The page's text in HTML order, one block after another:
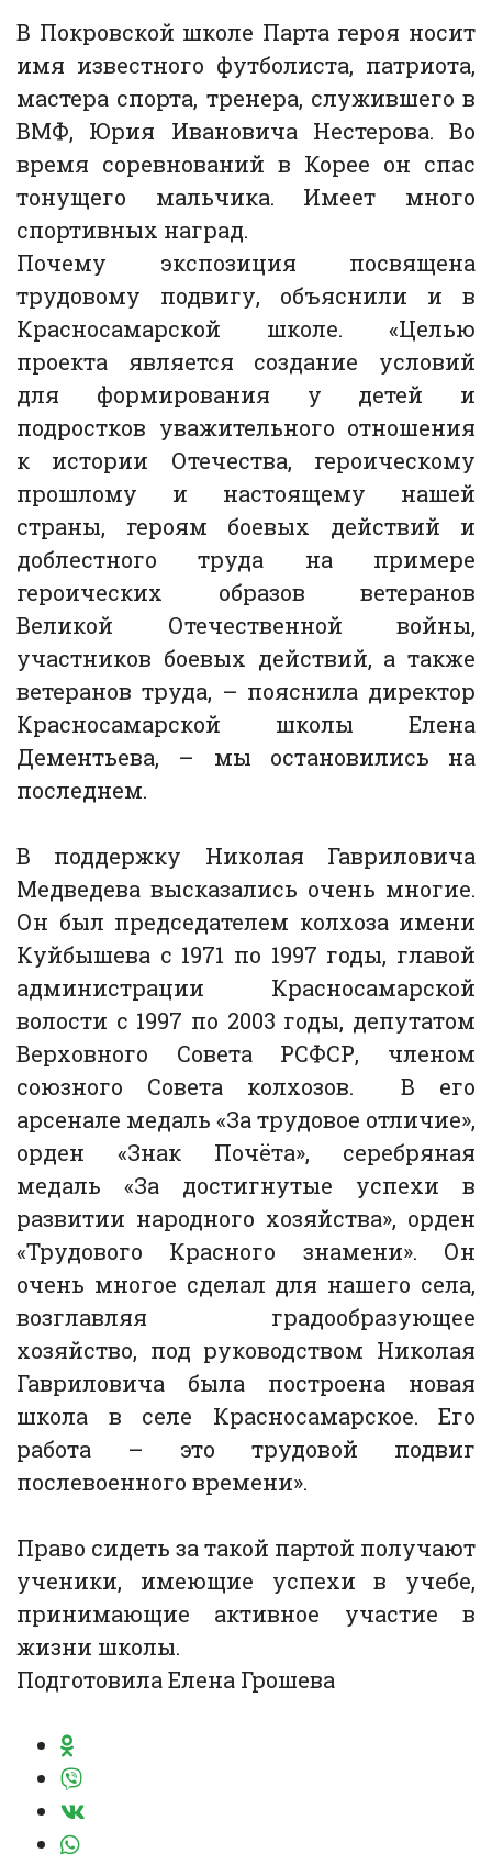
В Покровской школе Парта героя носит
имя известного футболиста, патриота,
мастера спорта, тренера, служившего в
ВМФ, Юрия Ивановича Нестерова. Во
время соревнований в Корее он спас
тонущего мальчика. Имеет много
спортивных наград.
Почему экспозиция посвящена
трудовому подвигу, объяснили и в
Красносамарской школе. «Целью
проекта является создание условий
для формирования у детей и
подростков уважительного отношения
к истории Отечества, героическому
прошлому и настоящему нашей
страны, героям боевых действий и
доблестного труда на примере
героических образов ветеранов
Великой Отечественной войны,
участников боевых действий, а также
ветеранов труда, – пояснила директор
Красносамарской школы Елена
Дементьева, – мы остановились на
последнем.
В поддержку Николая Гавриловича
Медведева высказались очень многие.
Он был председателем колхоза имени
Куйбышева с 1971 по 1997 годы, главой
администрации Красносамарской
волости с 1997 по 2003 годы, депутатом
Верховного Совета РСФСР, членом
союзного Совета колхозов. В его
арсенале медаль «За трудовое отличие»,
орден «Знак Почёта», серебряная
медаль «За достигнутые успехи в
развитии народного хозяйства», орден
«Трудового Красного знамени». Он
очень многое сделал для нашего села,
возглавляя градообразующее
хозяйство, под руководством Николая
Гавриловича была построена новая
школа в селе Красносамарское. Его
работа – это трудовой подвиг
послевоенного времени».
Право сидеть за такой партой получают
ученики, имеющие успехи в учебе,
принимающие активное участие в
жизни школы.
Подготовила Елена Грошева